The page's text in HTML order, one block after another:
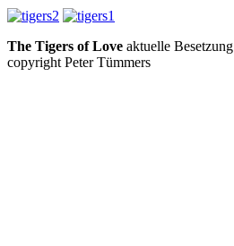
The Tigers of Love aktuelle Besetzung
copyright Peter Tümmers